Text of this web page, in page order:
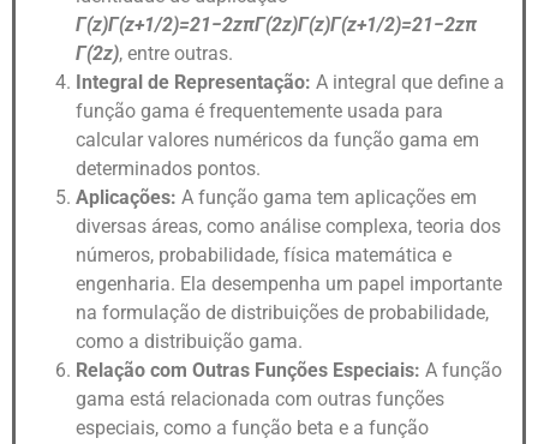
Γ(z)Γ(z+1/2)=21−2zπΓ(2z)Γ(z)Γ(z+1/2)=21−2zπ
Γ(2z), entre outras.
Integral de Representação: A integral que define a
função gama é frequentemente usada para
calcular valores numéricos da função gama em
determinados pontos.
Aplicações: A função gama tem aplicações em
diversas áreas, como análise complexa, teoria dos
números, probabilidade, física matemática e
engenharia. Ela desempenha um papel importante
na formulação de distribuições de probabilidade,
como a distribuição gama.
Relação com Outras Funções Especiais: A função
gama está relacionada com outras funções
especiais, como a função beta e a função